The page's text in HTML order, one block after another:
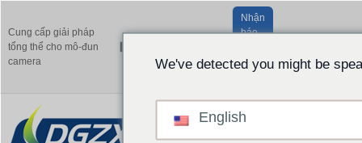
Cung cấp giải pháp
tổng thể cho mô-đun
camera
Nhận
báo
miễn
phí
We've detected you might be
English